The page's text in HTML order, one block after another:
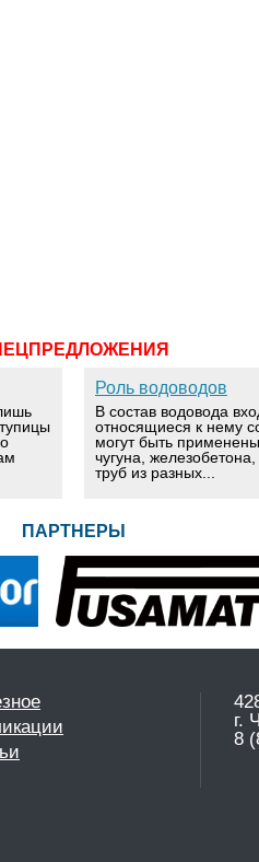
Роль водоводов
В состав водовода
относящиеся к нему
могут быть
чугуна,
труб из разных...
ПАРТНЕРЫ
г.
8